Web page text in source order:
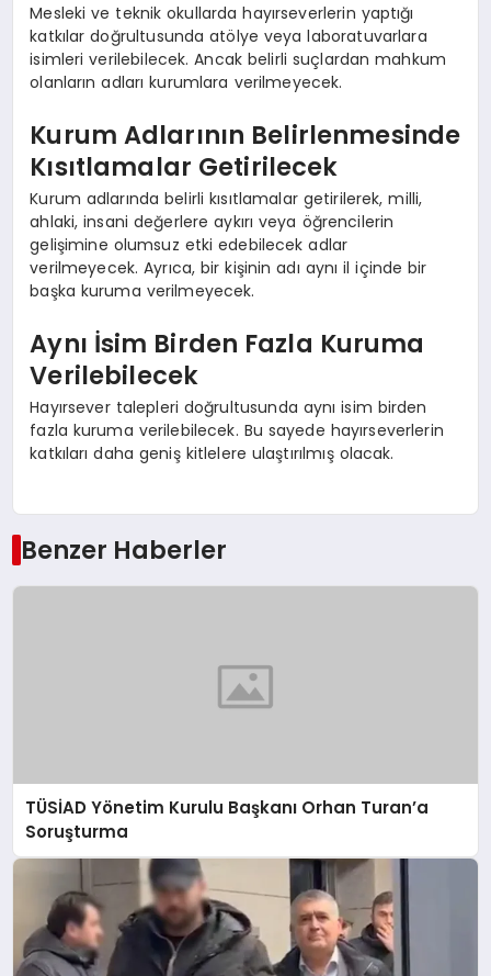
Mesleki ve teknik okullarda hayırseverlerin yaptığı
katkılar doğrultusunda atölye veya laboratuvarlara
isimleri verilebilecek. Ancak belirli suçlardan mahkum
olanların adları kurumlara verilmeyecek.
Kurum Adlarının Belirlenmesinde
Kısıtlamalar Getirilecek
Kurum adlarında belirli kısıtlamalar getirilerek, milli,
ahlaki, insani değerlere aykırı veya öğrencilerin
gelişimine olumsuz etki edebilecek adlar
verilmeyecek. Ayrıca, bir kişinin adı aynı il içinde bir
başka kuruma verilmeyecek.
Aynı İsim Birden Fazla Kuruma
Verilebilecek
Hayırsever talepleri doğrultusunda aynı isim birden
fazla kuruma verilebilecek. Bu sayede hayırseverlerin
katkıları daha geniş kitlelere ulaştırılmış olacak.
Benzer Haberler
TÜSİAD Yönetim Kurulu Başkanı Orhan Turan’a
Soruşturma